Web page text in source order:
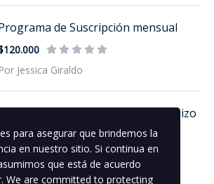
de Suscripción mensual
Por Jessica Giraldo
Taller Online - HALLOWEEN (Chamizo
Jessica Giraldo
para asegurar que brindemos la
en nuestro sitio. Si continua en
que está de acuerdo
We are committed to protecting